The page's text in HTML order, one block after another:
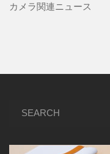
カメラ関連ニュース